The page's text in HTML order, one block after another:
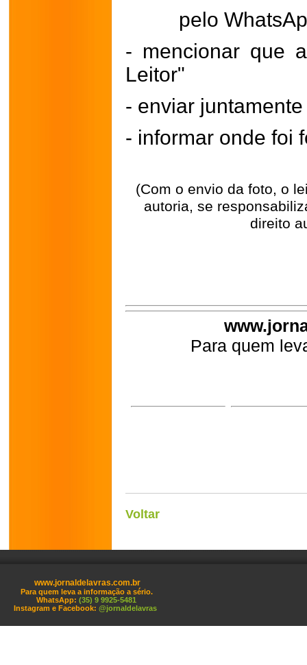
pelo
- mencionar que
Leitor"
- enviar
- informar onde foi
(Com o envio da foto, o
autoria, se
direito
Para quem
Voltar
www.jornaldelavras.com.br
Para quem leva a informação a sério.
WhatsApp: (35) 9 9925-5481
Instagram e Facebook: @jornaldelavras